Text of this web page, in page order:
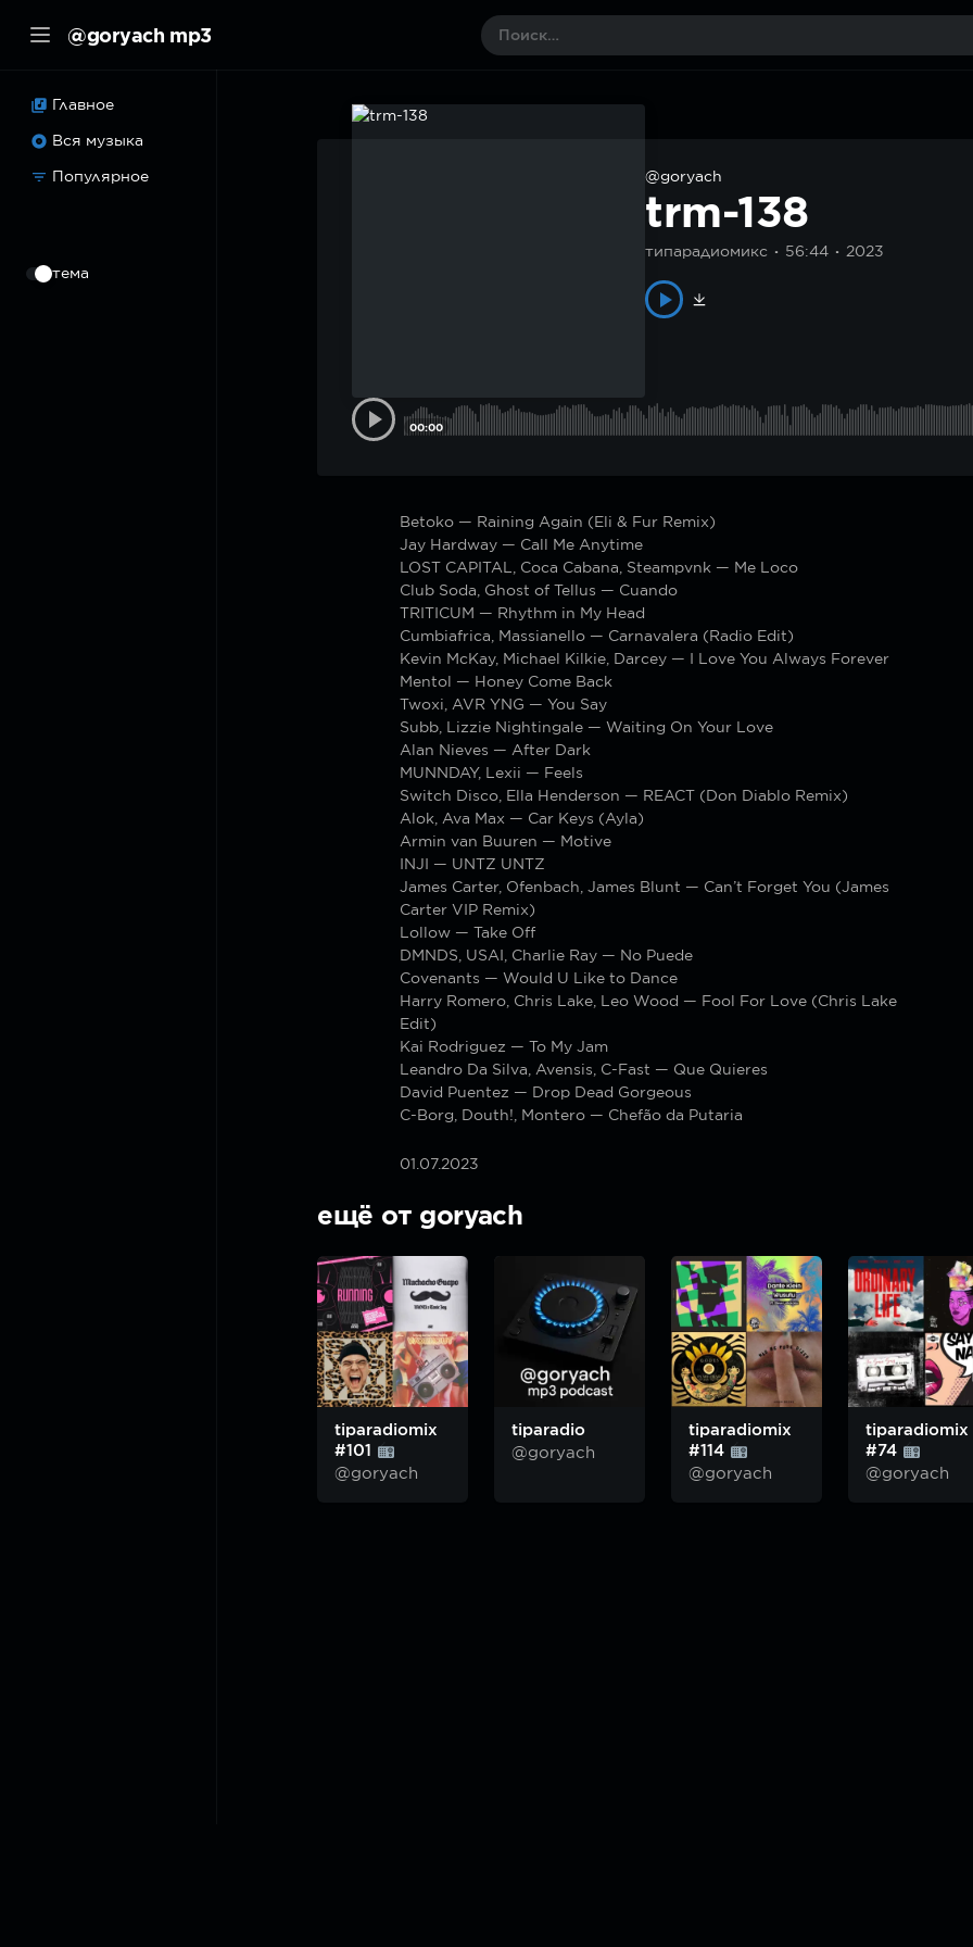
@goryach mp3
Главное
Вся музыка
Популярное
тема
@goryach
trm-138
типарадиомикс 56:44 2023
00:00
Betoko — Raining Again (Eli & Fur Remix)
Jay Hardway — Call Me Anytime
LOST CAPITAL, Coca Cabana, Steampvnk — Me Loco
Club Soda, Ghost of Tellus — Cuando
TRITICUM — Rhythm in My Head
Cumbiafrica, Massianello — Carnavalera (Radio Edit)
Kevin McKay, Michael Kilkie, Darcey — I Love You Always Forever
Mentol — Honey Come Back
Twoxi, AVR YNG — You Say
Subb, Lizzie Nightingale — Waiting On Your Love
Alan Nieves — After Dark
MUNNDAY, Lexii — Feels
Switch Disco, Ella Henderson — REACT (Don Diablo Remix)
Alok, Ava Max — Car Keys (Ayla)
Armin van Buuren — Motive
INJI — UNTZ UNTZ
James Carter, Ofenbach, James Blunt — Can’t Forget You (James
Carter VIP Remix)
Lollow — Take Off
DMNDS, USAI, Charlie Ray — No Puede
Covenants — Would U Like to Dance
Harry Romero, Chris Lake, Leo Wood — Fool For Love (Chris Lake
Edit)
Kai Rodriguez — To My Jam
Leandro Da Silva, Avensis, C-Fast — Que Quieres
David Puentez — Drop Dead Gorgeous
C-Borg, Douth!, Montero — Chefão da Putaria
01.07.2023
ещё от goryach
tiparadiomix
#101
@goryach
tiparadio
@goryach
tiparadiomix
#114
@goryach
tiparadiomix
#74
@goryach